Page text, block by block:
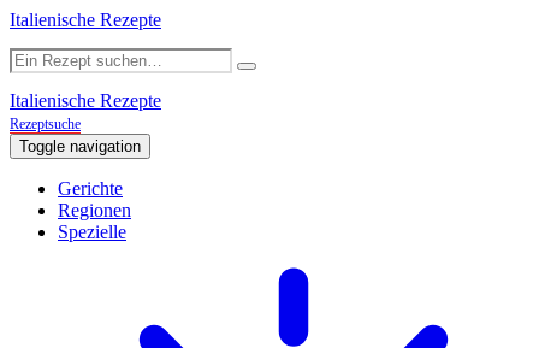
Italienische Rezepte
Italienische Rezepte
Rezeptsuche
Toggle navigation
Gerichte
Regionen
Spezielle